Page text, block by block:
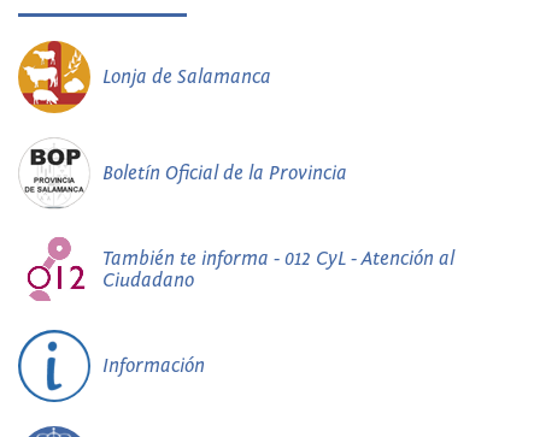
Lonja de Salamanca
Boletín Oficial de la Provincia
También te informa - 012 CyL - Atención al
Ciudadano
Información